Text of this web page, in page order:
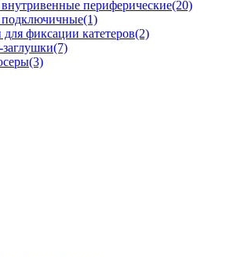
периферические(20)
подключичные(1)
фиксации катетеров(2)
(7)
(3)